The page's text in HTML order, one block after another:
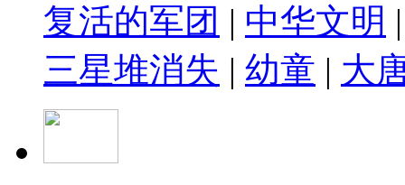
复活的军团 | 中华文明
三星堆消失 | 幼童 | 大